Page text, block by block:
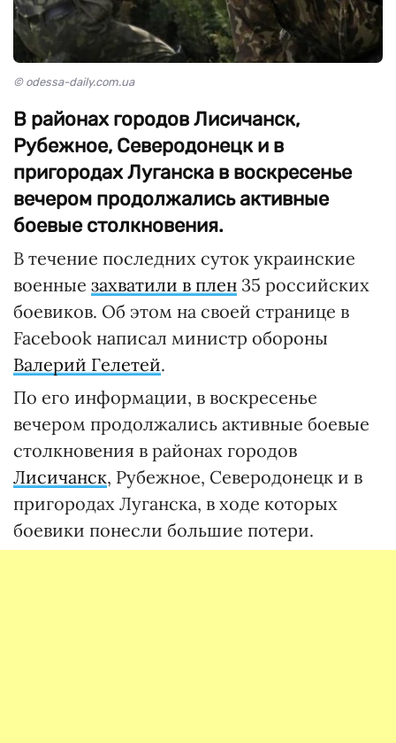
© odessa-daily.com.ua
В районах городов Лисичанск,
Рубежное, Северодонецк и в
пригородах Луганска в воскресенье
вечером продолжались активные
боевые столкновения.
В течение последних суток украинские
военные захватили в плен 35 российских
боевиков. Об этом на своей странице в
Facebook написал министр обороны
Валерий Гелетей.
По его информации, в воскресенье
вечером продолжались активные боевые
столкновения в районах городов
Лисичанск, Рубежное, Северодонецк и в
пригородах Луганска, в ходе которых
боевики понесли большие потери.